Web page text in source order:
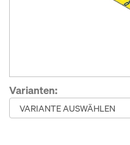
Varianten: